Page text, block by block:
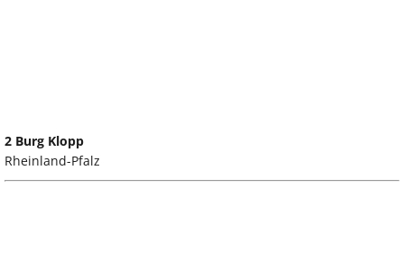
2 Burg Klopp
Rheinland-Pfalz